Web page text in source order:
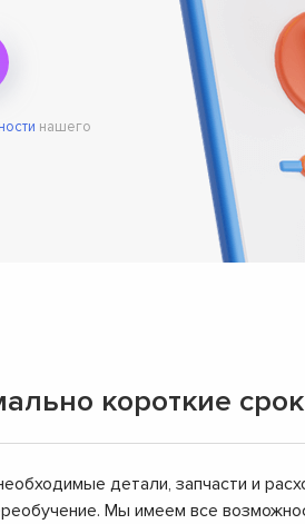
нашего
короткие
детали, запчасти и
Мы имеем все